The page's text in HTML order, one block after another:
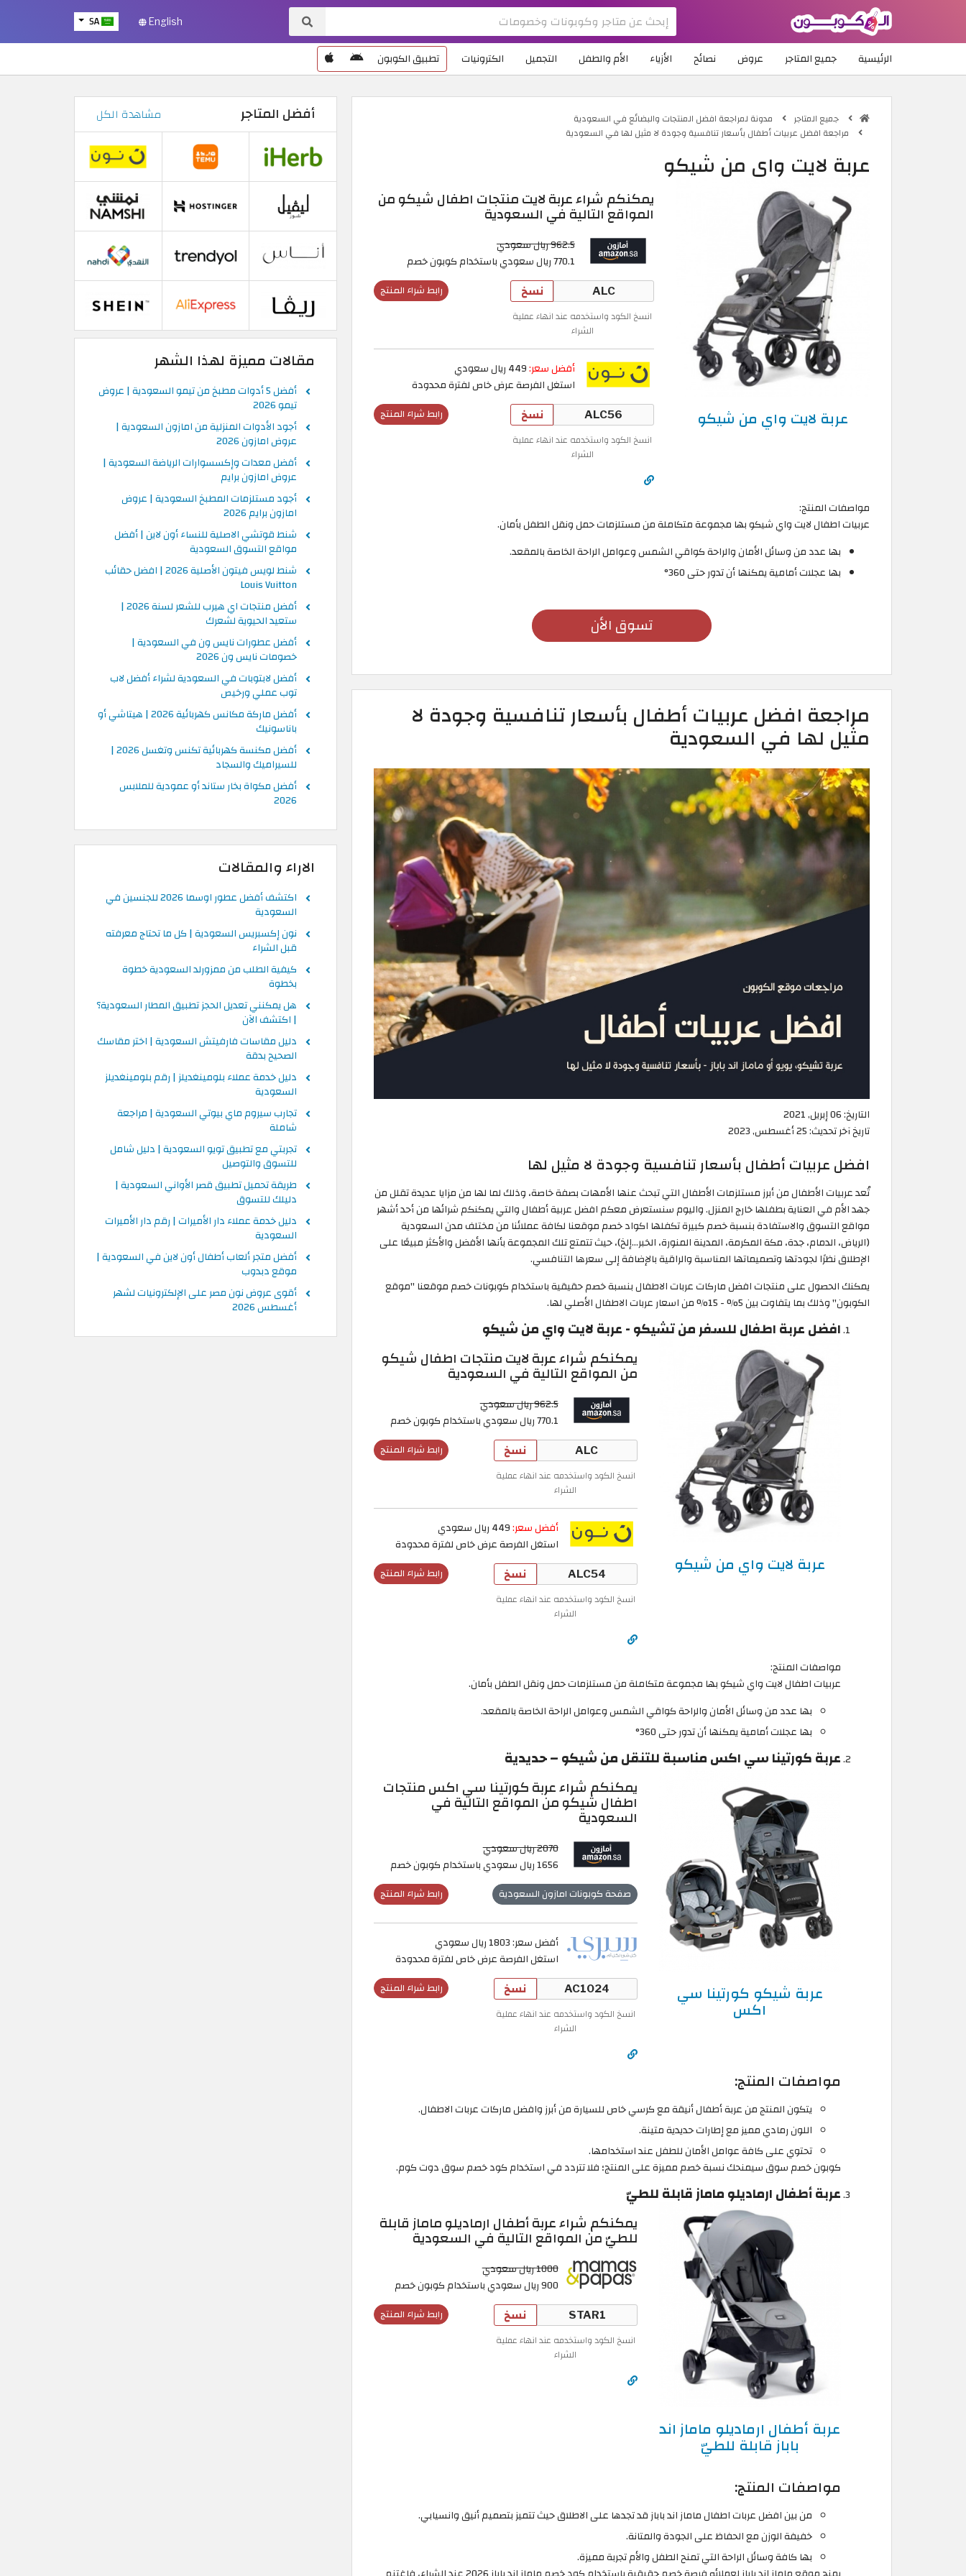
SA English
الرئيسية جميع المتاجر عروض نصائح الأزياء الأم والطفل التجميل الكترونيات تطبيق الكوبون
جميع المتاجر
مدونة لمراجعة افضل المنتجات والبضائع في السعودية
مراجعة افضل عربيات أطفال بأسعار تنافسية وجودة لا مثيل لها في السعودية
عربة لايت واي من شيكو
عربة لايت واي من شيكو
يمكنكم شراء عربة لايت منتجات اطفال شيكو من
المواقع التالية في السعودية
962.5 ريال سعودي
770.1 ريال سعودي باستخدام كوبون خصم
رابط شراء المنتج نسخ
انسخ الكود واستخدمه عند انهاء عملية
الشراء
أفضل سعر:449 ريال سعودي
استغل الفرصة عرض خاص لفترة محدودة
رابط شراء المنتج نسخ
انسخ الكود واستخدمه عند انهاء عملية
الشراء
مواصفات المنتج:
عربيات اطفال لايت واي شيكو بها مجموعة متكاملة من مستلزمات حمل ونقل الطفل بأمان.
بها عدد من وسائل الأمان والراحة كواقي الشمس وعوامل الراحة الخاصة بالمقعد.
بها عجلات أمامية يمكنها أن تدور حتى 360°
تسوق الأن
مراجعة افضل عربيات أطفال بأسعار تنافسية وجودة لا
مثيل لها في السعودية
التاريخ:06 إبريل, 2021
تاريخ آخر تحديث:25 أغسطس, 2023
افضل عربيات أطفال بأسعار تنافسية وجودة لا مثيل لها
تُعد عربيات الأطفال من أبرز مستلزمات الأطفال التي تبحث عنها الأمهات بصفة خاصة، وذلك لما لها من مزايا عديدة تقلل من
جهد الأم في العناية بطفلها خارج المنزل. واليوم سنستعرض معكم افضل عربية أطفال والتي يمكنكم شرائها من أحد أشهر
مواقع التسوق والاستفادة بنسبة خصم كبيرة تكفلها اكواد خصم موقعنا لكافة عملائنا من مختلف مدن السعودية
(الرياض، الدمام، جدة، مكة المكرمة، المدينة المنورة، الخبر…إلخ)، حيث تتمتع تلك المجموعة بأنها الأفضل والأكثر مبيعًا على
الإطلاق نظرًا لجودتها وتصميماتها المناسبة والراقية بالإضافة إلى سعرها التنافسي.
يمكنك الحصول على منتجات افضل ماركات عربات الاطفال بنسبة خصم حقيقية باستخدام كوبونات خصم موقعنا "موقع
الكوبون" وذلك بما يتفاوت بين 5% - 15% من اسعار عربات الاطفال الأصلي لها.
افضل عربة اطفال للسفر من تشيكو - عربة لايت واي من شيكو
عربة لايت واي من شيكو
يمكنكم شراء عربة لايت منتجات اطفال شيكو
من المواقع التالية في السعودية
962.5 ريال سعودي
770.1 ريال سعودي باستخدام كوبون خصم
رابط شراء المنتج نسخ
انسخ الكود واستخدمه عند انهاء عملية
الشراء
أفضل سعر:449 ريال سعودي
استغل الفرصة عرض خاص لفترة محدودة
رابط شراء المنتج نسخ
انسخ الكود واستخدمه عند انهاء عملية
الشراء
مواصفات المنتج:
عربيات اطفال لايت واي شيكو بها مجموعة متكاملة من مستلزمات حمل ونقل الطفل بأمان.
بها عدد من وسائل الأمان والراحة كواقي الشمس وعوامل الراحة الخاصة بالمقعد.
بها عجلات أمامية يمكنها أن تدور حتى 360°
عربة كورتينا سي اكس مناسبة للتنقل من شيكو – حديدية
عربة شيكو كورتينا سي
اكس
يمكنكم شراء عربة كورتينا سي اكس منتجات
اطفال شيكو من المواقع التالية في
السعودية
2070 ريال سعودي
1656 ريال سعودي باستخدام كوبون خصم
رابط شراء المنتج صفحة كوبونات امازون السعودية
أفضل سعر: 1803 ريال سعودي
استغل الفرصة عرض خاص لفترة محدودة
رابط شراء المنتج نسخ
انسخ الكود واستخدمه عند انهاء عملية
الشراء
مواصفات المنتج:
يتكون المنتج من عربة أطفال أنيقة مع كرسي خاص للسيارة من أبرز وافضل ماركات عربات الاطفال.
اللون رمادي مميز مع إطارات حديدية متينة.
تحتوي على كافة عوامل الأمان للطفل عند استخدامها.
كوبون خصم سوق سيمنحك نسبة خصم مميزة على المنتج؛ فلا تتردد في استخدام كود خصم سوق دوت كوم.
عربة أطفال ارماديلو ماماز قابلة للطيّ
عربة أطفال ارماديلو ماماز اند
باباز قابلة للطيّ
يمكنكم شراء عربة أطفال ارماديلو ماماز قابلة
للطيّ من المواقع التالية في السعودية
1000 ريال سعودي
900 ريال سعودي باستخدام كوبون خصم
رابط شراء المنتج نسخ
انسخ الكود واستخدمه عند انهاء عملية
الشراء
مواصفات المنتج:
من بين افضل عربات اطفال ماماز اند باباز قد تجدها على الاطلاق حيث تتميز بتصميم أنيق وانسيابي.
خفيفة الوزن مع الحفاظ على الجودة والمتانة.
بها كافة وسائل الراحة التي تمنح الطفل والأم تجربة مميزة.
أفضل المتاجر مشاهدة الكل
مقالات مميزة لهذا الشهر
أفضل 5 أدوات مطبخ من تيمو السعودية | عروض
تيمو 2026
أجود الأدوات المنزلية من امازون السعودية |
عروض امازون 2026
أفضل معدات وإكسسوارات الرياضة السعودية |
عروض امازون برايم
أجود مستلزمات المطبخ السعودية | عروض
امازون برايم 2026
شنط قوتشي الاصلية للنساء أون لاين | أفضل
مواقع التسوق السعودية
شنط لويس فيتون الأصلية 2026 | افضل حقائب
Louis Vuitton
أفضل منتجات اي هيرب للشعر لسنة 2026 |
ستعيد الحيوية لشعرك
أفضل عطورات نايس ون في السعودية |
خصومات نايس ون 2026
أفضل لابتوبات في السعودية لشراء أفضل لاب
توب عملي ورخيص
أفضل ماركة مكانس كهربائية 2026 | هيتاشي أو
باناسونيك
أفضل مكنسة كهربائية تكنس وتغسل 2026 |
للسيراميك والسجاد
أفضل مكواة بخار ستاند أو عمودية للملابس
2026
الاراء والمقالات
اكتشف أفضل عطور اوسما 2026 للجنسين في
السعودية
نون إكسبريس السعودية | كل ما تحتاج معرفته
قبل الشراء
كيفية الطلب من ممزورلد السعودية خطوة
بخطوة
هل يمكنني تعديل الحجز تطبيق المطار السعودية؟
| اكتشف الآن
دليل مقاسات فارفيتش السعودية | اختر مقاسك
الصحيح بدقة
دليل خدمة عملاء بلومينغديلز | رقم بلومينغديلز
السعودية
تجارب سيروم ماي بيوتي السعودية | مراجعة
شاملة
تجربتي مع تطبيق تويو السعودية | دليل شامل
للتسوق والتوصيل
طريقة تحميل تطبيق قصر الأواني السعودية |
دليلك للتسوق
دليل خدمة عملاء دار الأميرات | رقم دار الأميرات
السعودية
أفضل متجر ألعاب أطفال أون لاين في السعودية |
موقع دبدوب
أقوى عروض نون مصر على الإلكترونيات لشهر
أغسطس 2026